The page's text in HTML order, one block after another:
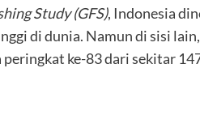
Study (GFS), Indonesia
di dunia. Namun di sisi lain,
ke-83 dari sekitar